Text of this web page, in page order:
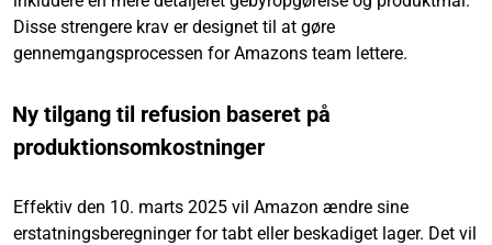
Disse strengere krav er designet til at gøre
gennemgangsprocessen for Amazons team lettere.
Ny tilgang til refusion baseret på
produktionsomkostninger
Effektiv den 10. marts 2025 vil Amazon ændre sine
erstatningsberegninger for tabt eller beskadiget lager. Det vil